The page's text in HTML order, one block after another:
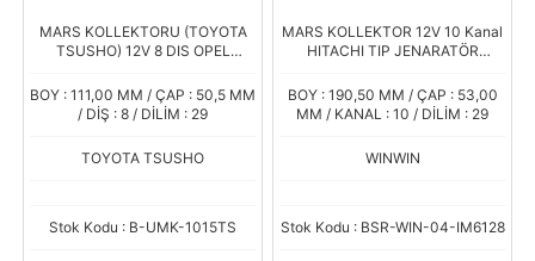
MARS KOLLEKTORU (TOYOTA
TSUSHO) 12V 8 DIS OPEL
ALBEA 1.2
BOY : 111,00 MM / ÇAP : 50,5 MM
/ DİŞ : 8 / DİLİM : 29
TOYOTA TSUSHO
Stok Kodu : B-UMK-1015TS
MARS KOLLEKTOR 12V 10 Kanal
HITACHI TIP JENARATÖR
YANMAR Boy.190.5 Çap.53
BOY : 190,50 MM / ÇAP : 53,00
MM / KANAL : 10 / DİLİM : 29
WINWIN
Stok Kodu : BSR-WIN-04-IM6128